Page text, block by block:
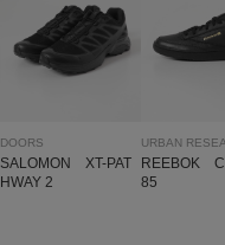
DOORS
SALOMON XT-PAT
HWAY 2
URBAN
REEBOK
85